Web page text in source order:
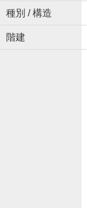
種別 / 構造
階建